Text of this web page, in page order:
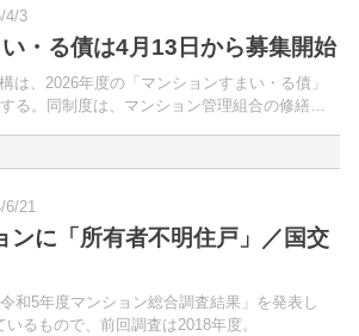
4/3
・る債は4月13日から募集開始
は、2026年度の「マンションすまい・る債」
る。同制度は、マンション管理組合の修繕積
21
ンに「所有者不明住戸」／国交
和5年度マンション総合調査結果」を発表し
るもので、前回調査は2018年度。